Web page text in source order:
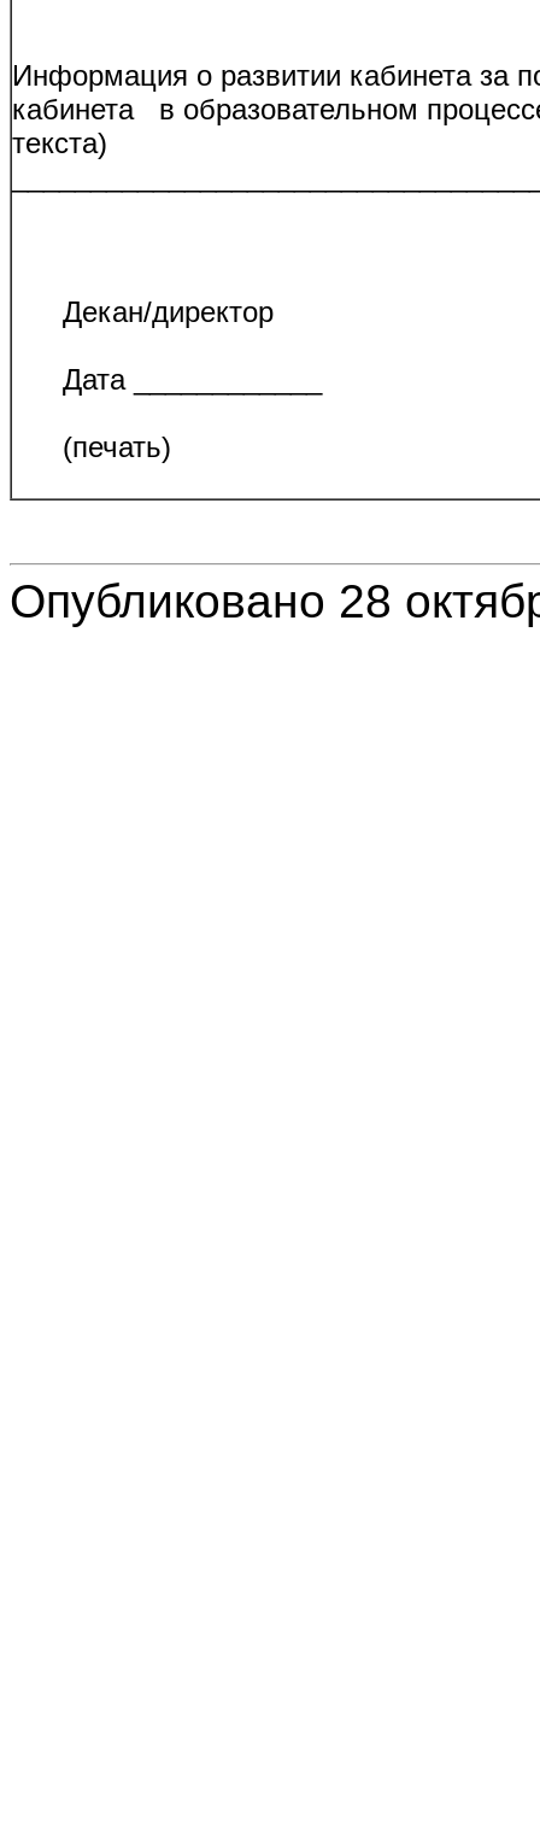
Информация о развитии кабинета за
кабинетав образовательном
текста)
Декан/директор
Дата ____________
(печать)
Опубликовано 28